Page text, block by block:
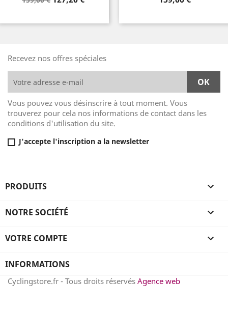
Recevez nos offres spéciales
Vous pouvez vous désinscrire à tout moment. Vous
trouverez pour cela nos informations de contact dans les
conditions d'utilisation du site.
J'accepte l'inscription a la newsletter
PRODUITS 
NOTRE SOCIÉTÉ 
VOTRE COMPTE 
INFORMATIONS
Cyclingstore.fr - Tous droits réservés Agence web